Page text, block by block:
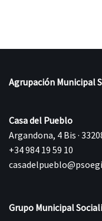
Agrupación Municipal
Casa del Pueblo
Argandona, 4 Bis ·
+34 984 19 59 10
Grupo Municipal